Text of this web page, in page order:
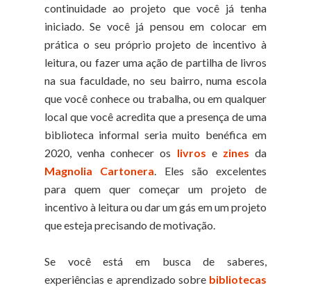
continuidade ao projeto que você já tenha
iniciado. Se você já pensou em colocar em
prática o seu próprio projeto de incentivo à
leitura, ou fazer uma ação de partilha de livros
na sua faculdade, no seu bairro, numa escola
que você conhece ou trabalha, ou em qualquer
local que você acredita que a presença de uma
biblioteca informal seria muito benéfica em
2020, venha conhecer os livros e zines da
Magnolia Cartonera. Eles são excelentes
para quem quer começar um projeto de
incentivo à leitura ou dar um gás em um projeto
que esteja precisando de motivação.
Se você está em busca de saberes,
experiências e aprendizado sobre bibliotecas